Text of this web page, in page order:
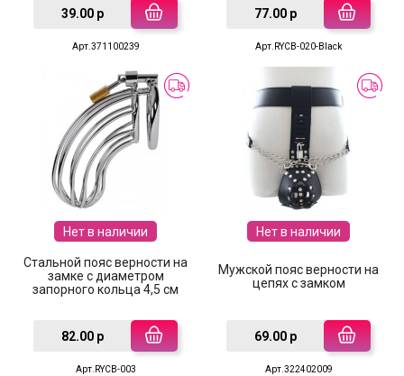
39.00 р
Арт.371100239
77.00 р
Арт.RYCB-020-Black
Нет в наличии
Стальной пояс верности на
замке с диаметром
запорного кольца 4,5 см
82.00 р
Арт.RYCB-003
Нет в наличии
Мужской пояс верности на
цепях с замком
69.00 р
Арт.322402009